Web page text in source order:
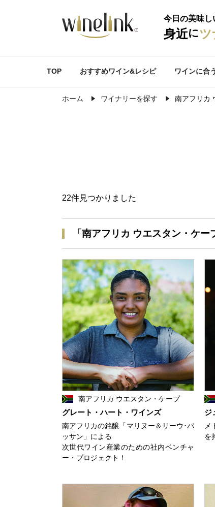
今日の美味し
身近にツ
TOP おすすめワイン&レシピ ワインに合
ホーム ワイナリーを探す 南アフリカ
22件見つかりました
「南アフリカ ウエスタン・ケ
南アフリカ ウエスタン・ケープ
グレート・ハート・ワインズ
南アフリカの銘醸「マリヌー＆リーウ･パ
ッサン」による
次世代ワイン産業のための社内ベンチャ
ー・プロジェクト！
ジ
メ
を